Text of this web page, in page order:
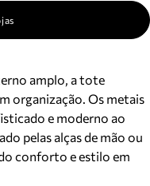
amplo, a tote
organização. Os metais
e moderno ao
pelas alças de mão ou
conforto e estilo em